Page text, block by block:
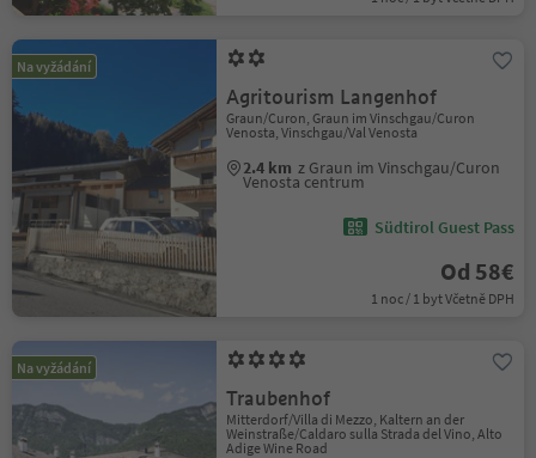
Na vyžádání
Agritourism Langenhof
Graun/Curon, Graun im Vinschgau/Curon
Venosta, Vinschgau/Val Venosta
2.4 km z Graun im Vinschgau/Curon
Venosta centrum
Südtirol Guest Pass
Od 58€
1 noc / 1 byt Včetně DPH
Na vyžádání
Traubenhof
Mitterdorf/Villa di Mezzo, Kaltern an der
Weinstraße/Caldaro sulla Strada del Vino, Alto
Adige Wine Road